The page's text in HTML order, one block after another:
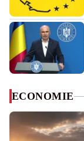
ECONOMIE